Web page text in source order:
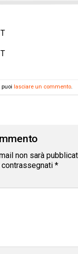
puoi lasciare un commento.
non sarà
*